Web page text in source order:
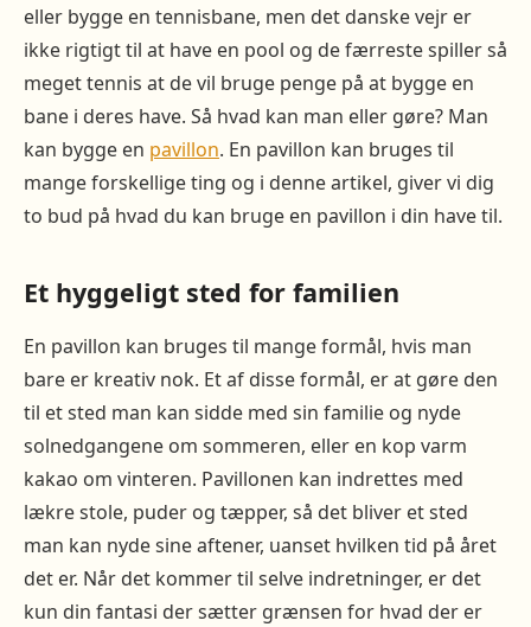
eller bygge en tennisbane, men det danske vejr er
ikke rigtigt til at have en pool og de færreste spiller så
meget tennis at de vil bruge penge på at bygge en
bane i deres have. Så hvad kan man eller gøre? Man
kan bygge en pavillon. En pavillon kan bruges til
mange forskellige ting og i denne artikel, giver vi dig
to bud på hvad du kan bruge en pavillon i din have til.
Et hyggeligt sted for familien
En pavillon kan bruges til mange formål, hvis man
bare er kreativ nok. Et af disse formål, er at gøre den
til et sted man kan sidde med sin familie og nyde
solnedgangene om sommeren, eller en kop varm
kakao om vinteren. Pavillonen kan indrettes med
lækre stole, puder og tæpper, så det bliver et sted
man kan nyde sine aftener, uanset hvilken tid på året
det er. Når det kommer til selve indretninger, er det
kun din fantasi der sætter grænsen for hvad der er